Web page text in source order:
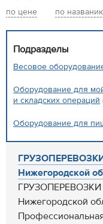
по цене
по
Подразделы
Весовое
Оборудование для
и складских операций
Оборудование для
Нижегородской
ГРУЗОПЕРЕВОЗКИ
Нижегородской